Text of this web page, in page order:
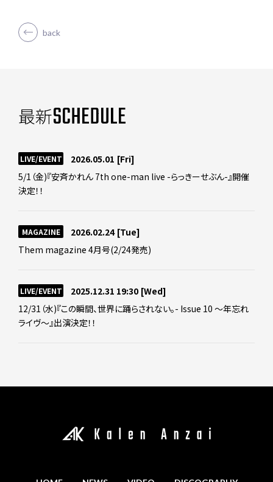
back
最新SCHEDULE
LIVE/EVENT 2026.05.01 [Fri]
5/1（金)『安斉かれん 7th one-man live -らっきーせぶん-』開催
決定！！
MAGAZINE 2026.02.24 [Tue]
Them magazine 4月号(2/24発売)
LIVE/EVENT 2025.12.31 19:30 [Wed]
12/31（水)『この瞬間、世界に踊らされない。- Issue 10 ～年忘れ
ライヴ～』出演決定！！